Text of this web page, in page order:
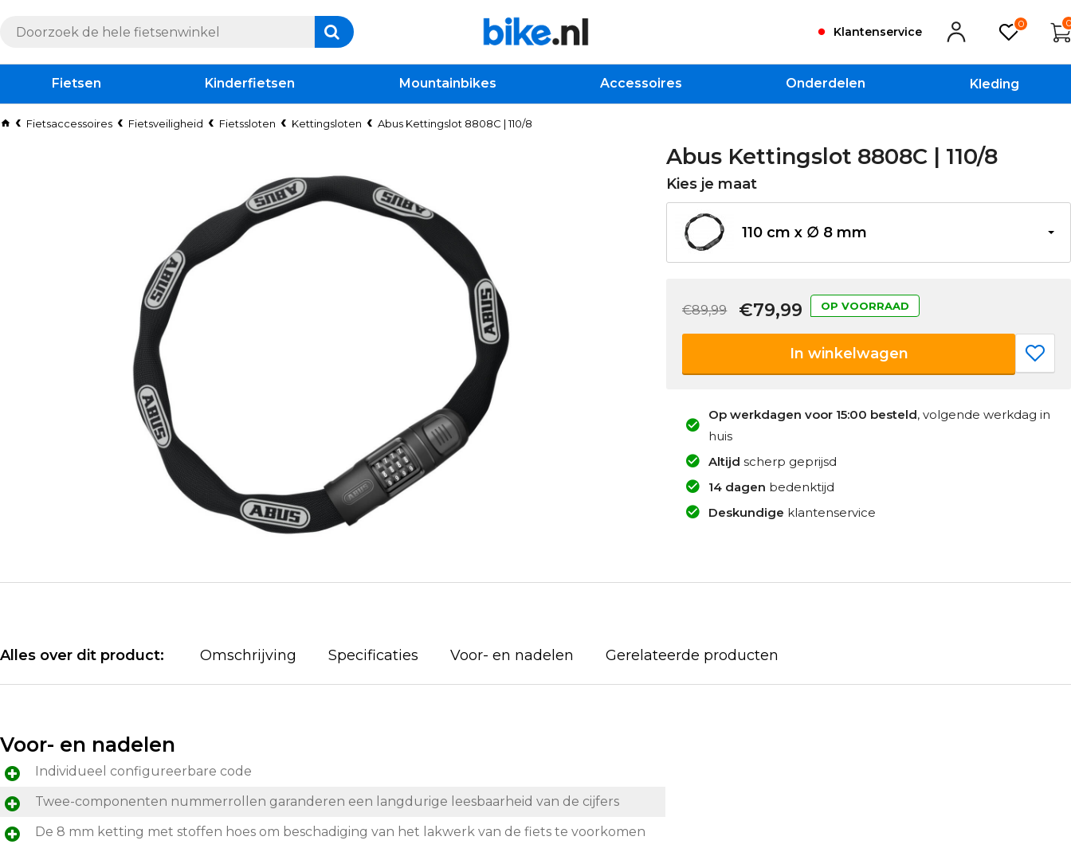
Klantenservice
0
Fietsen Kinderfietsen Mountainbikes Accessoires Onderdelen Kleding
Fietsaccessoires Fietsveiligheid Fietssloten Kettingsloten Abus Kettingslot 8808C | 110/8
Abus Kettingslot 8808C | 110/8
Kies je maat
110 cm x ∅ 8 mm
€79,99
€89,99 OP VOORRAAD
In winkelwagen
Op werkdagen voor 15:00 besteld, volgende werkdag in
huis
Altijd scherp geprijsd
14 dagen bedenktijd
Deskundige klantenservice
Alles over dit product: Omschrijving Specificaties Voor- en nadelen Gerelateerde producten
Voor- en nadelen
Individueel configureerbare code
Twee-componenten nummerrollen garanderen een langdurige leesbaarheid van de cijfers
De 8 mm ketting met stoffen hoes om beschadiging van het lakwerk van de fiets te voorkomen